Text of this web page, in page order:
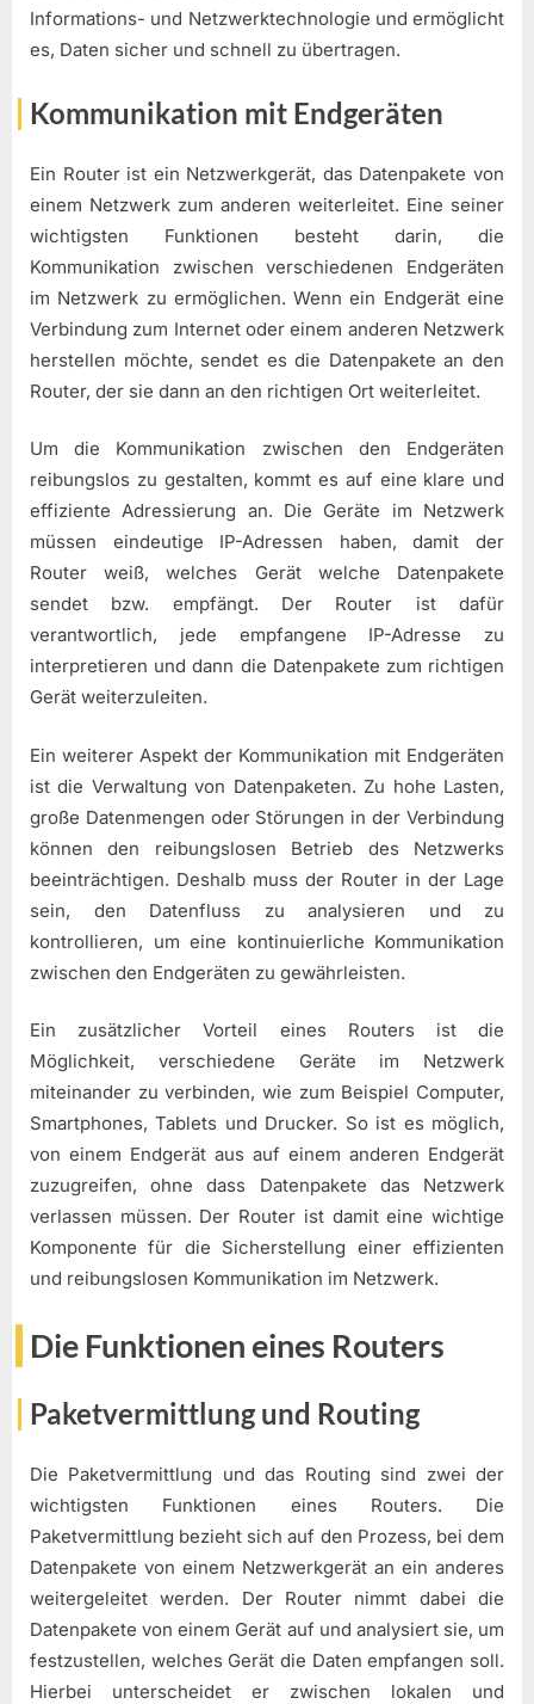
Informations- und Netzwerktechnologie und ermöglicht
es, Daten sicher und schnell zu übertragen.
Kommunikation mit Endgeräten
Ein Router ist ein Netzwerkgerät, das Datenpakete von
einem Netzwerk zum anderen weiterleitet. Eine seiner
wichtigsten Funktionen besteht darin, die
Kommunikation zwischen verschiedenen Endgeräten
im Netzwerk zu ermöglichen. Wenn ein Endgerät eine
Verbindung zum Internet oder einem anderen Netzwerk
herstellen möchte, sendet es die Datenpakete an den
Router, der sie dann an den richtigen Ort weiterleitet.
Um die Kommunikation zwischen den Endgeräten
reibungslos zu gestalten, kommt es auf eine klare und
effiziente Adressierung an. Die Geräte im Netzwerk
müssen eindeutige IP-Adressen haben, damit der
Router weiß, welches Gerät welche Datenpakete
sendet bzw. empfängt. Der Router ist dafür
verantwortlich, jede empfangene IP-Adresse zu
interpretieren und dann die Datenpakete zum richtigen
Gerät weiterzuleiten.
Ein weiterer Aspekt der Kommunikation mit Endgeräten
ist die Verwaltung von Datenpaketen. Zu hohe Lasten,
große Datenmengen oder Störungen in der Verbindung
können den reibungslosen Betrieb des Netzwerks
beeinträchtigen. Deshalb muss der Router in der Lage
sein, den Datenfluss zu analysieren und zu
kontrollieren, um eine kontinuierliche Kommunikation
zwischen den Endgeräten zu gewährleisten.
Ein zusätzlicher Vorteil eines Routers ist die
Möglichkeit, verschiedene Geräte im Netzwerk
miteinander zu verbinden, wie zum Beispiel Computer,
Smartphones, Tablets und Drucker. So ist es möglich,
von einem Endgerät aus auf einem anderen Endgerät
zuzugreifen, ohne dass Datenpakete das Netzwerk
verlassen müssen. Der Router ist damit eine wichtige
Komponente für die Sicherstellung einer effizienten
und reibungslosen Kommunikation im Netzwerk.
Die Funktionen eines Routers
Paketvermittlung und Routing
Die Paketvermittlung und das Routing sind zwei der
wichtigsten Funktionen eines Routers. Die
Paketvermittlung bezieht sich auf den Prozess, bei dem
Datenpakete von einem Netzwerkgerät an ein anderes
weitergeleitet werden. Der Router nimmt dabei die
Datenpakete von einem Gerät auf und analysiert sie, um
festzustellen, welches Gerät die Daten empfangen soll.
Hierbei unterscheidet er zwischen lokalen und